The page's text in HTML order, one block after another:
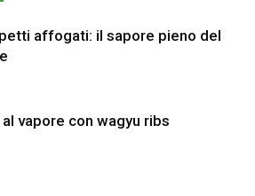
affogati: il sapore pieno del
al vapore con wagyu ribs